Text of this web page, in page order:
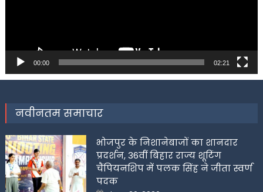
00:00 02:21
नवीनतम समाचार
भोजपुर के निशानेबाजों का शानदार
प्रदर्शन, 36वीं बिहार राज्य शूटिंग
चैंपियनशिप में पलक सिंह ने जीता स्वर्ण
पदक